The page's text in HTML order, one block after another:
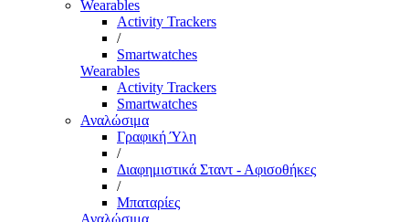
Wearables
Activity Trackers
/
Smartwatches
Wearables
Activity Trackers
Smartwatches
Αναλώσιμα
Γραφική Ύλη
/
Διαφημιστικά Σταντ - Αφισοθήκες
/
Μπαταρίες
Αναλώσιμα